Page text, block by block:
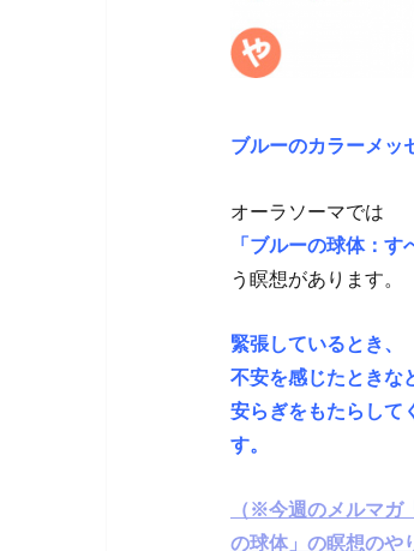
ブルーのカラーメッ
オーラソーマでは
「ブルーの球体：す
う瞑想があります。
緊張しているとき、
不安を感じたときな
安らぎをもたらして
す。
（※今週のメルマガ
の球体」の瞑想のや